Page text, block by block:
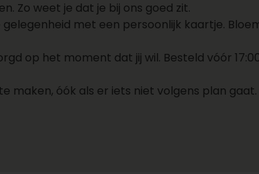
en kies
direct
Zo weet je dat je bij ons goed zit.
met een persoonlijk kaartje.
op het moment dat jij wil. Besteld vóór
maken, óók als er iets niet volgens plan